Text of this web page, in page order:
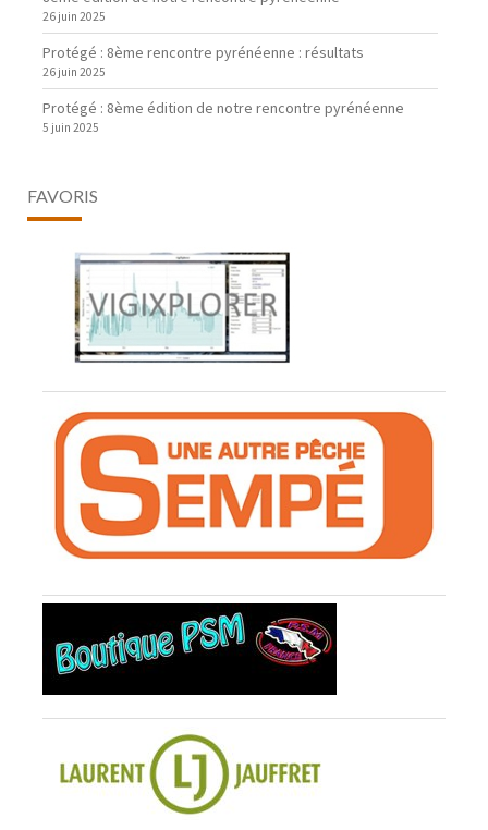
26 juin 2025
Protégé : 8ème rencontre pyrénéenne : résultats
26 juin 2025
Protégé : 8ème édition de notre rencontre pyrénéenne
5 juin 2025
FAVORIS